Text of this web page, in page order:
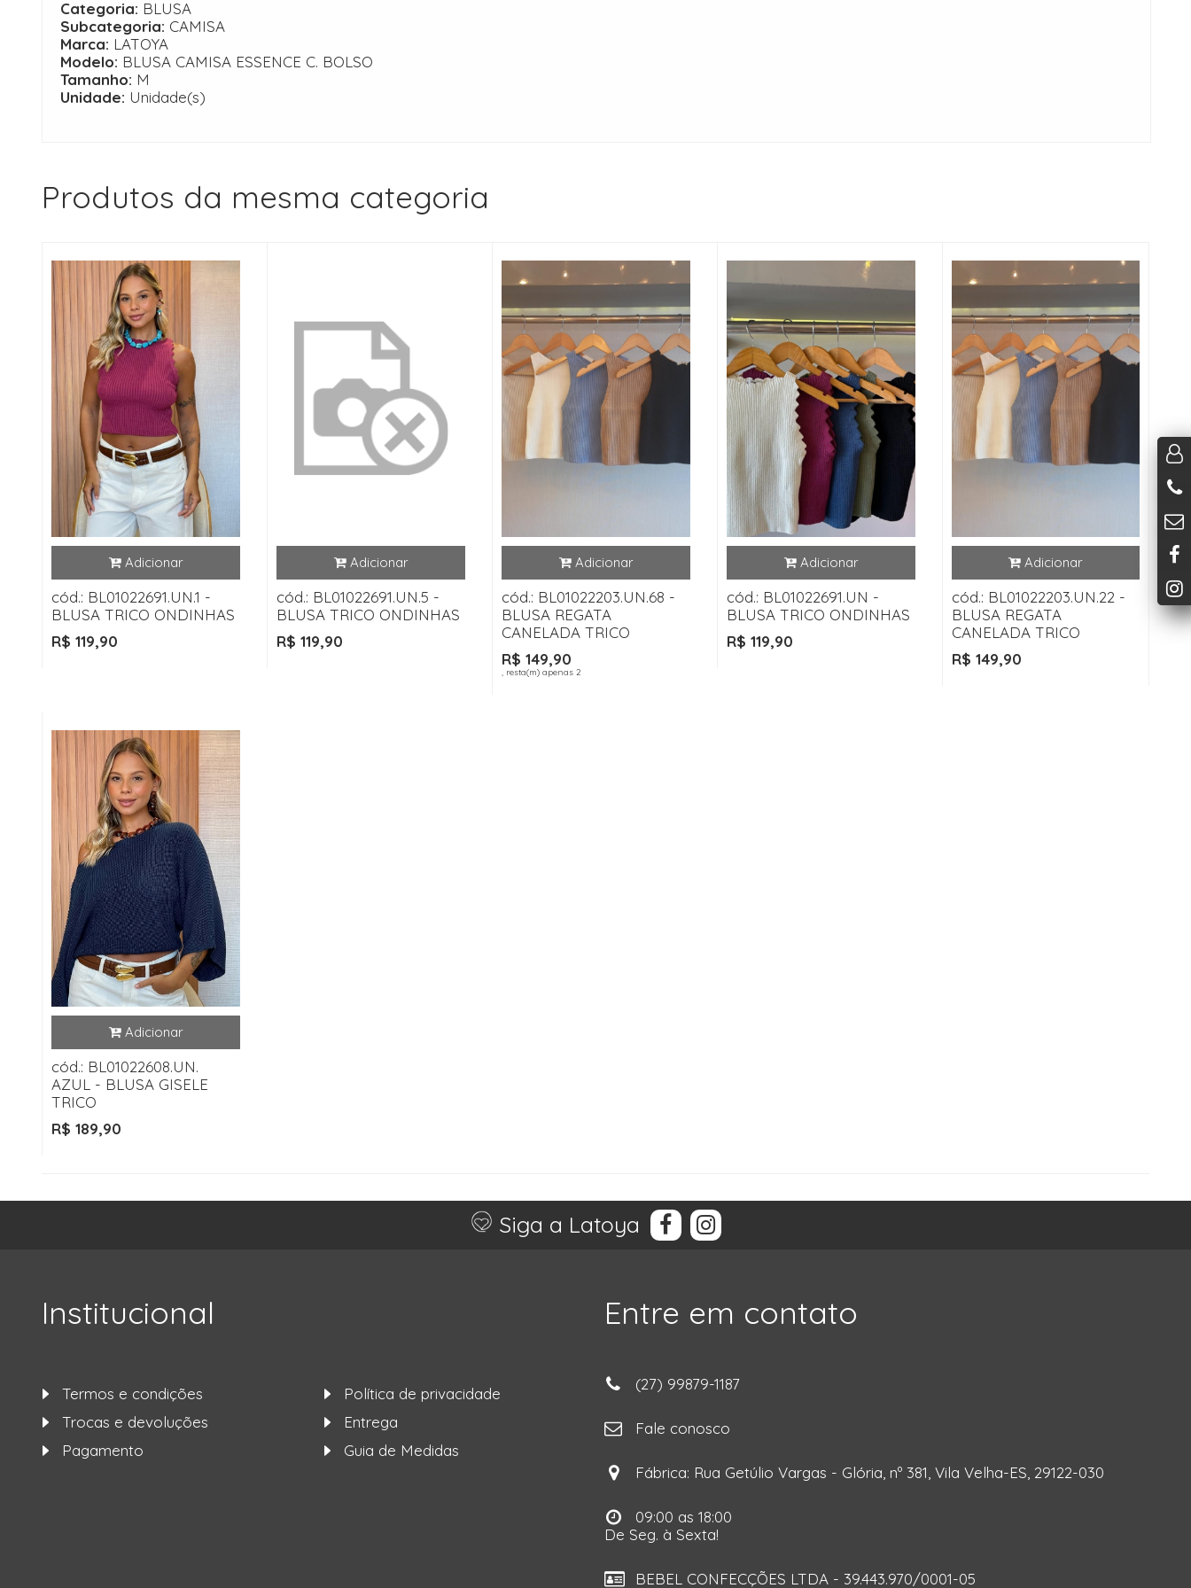
Categoria: BLUSA
Subcategoria: CAMISA
Marca: LATOYA
Modelo: BLUSA CAMISA ESSENCE C. BOLSO
Tamanho: M
Unidade: Unidade(s)
Produtos da mesma categoria
cód.: BL01022691.UN.1 -
BLUSA TRICO ONDINHAS
R$ 119,90
cód.: BL01022691.UN.5 -
BLUSA TRICO ONDINHAS
R$ 119,90
cód.: BL01022203.UN.68 -
BLUSA REGATA
CANELADA TRICO
R$ 149,90
, resta(m) apenas 2
cód.: BL01022691.UN -
BLUSA TRICO ONDINHAS
R$ 119,90
cód.: BL01022203.UN.22 -
BLUSA REGATA
CANELADA TRICO
R$ 149,90
cód.: BL01022608.UN.
AZUL - BLUSA GISELE
TRICO
R$ 189,90
Siga a Latoya
Institucional
Termos e condições
Política de privacidade
Trocas e devoluções
Entrega
Pagamento
Guia de Medidas
Entre em contato
(27) 99879-1187
Fale conosco
Fábrica: Rua Getúlio Vargas - Glória, nº 381, Vila Velha-ES, 29122-030
09:00 as 18:00
De Seg. à Sexta!
BEBEL CONFECÇÕES LTDA - 39.443.970/0001-05